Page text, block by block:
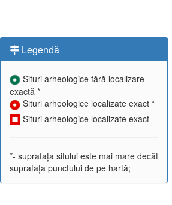
Legendă
Situri arheologice fără localizare
exactă *
Situri arheologice localizate exact *
Situri arheologice localizate exact
*- suprafața sitului este mai mare decât
suprafața punctului de pe hartă;